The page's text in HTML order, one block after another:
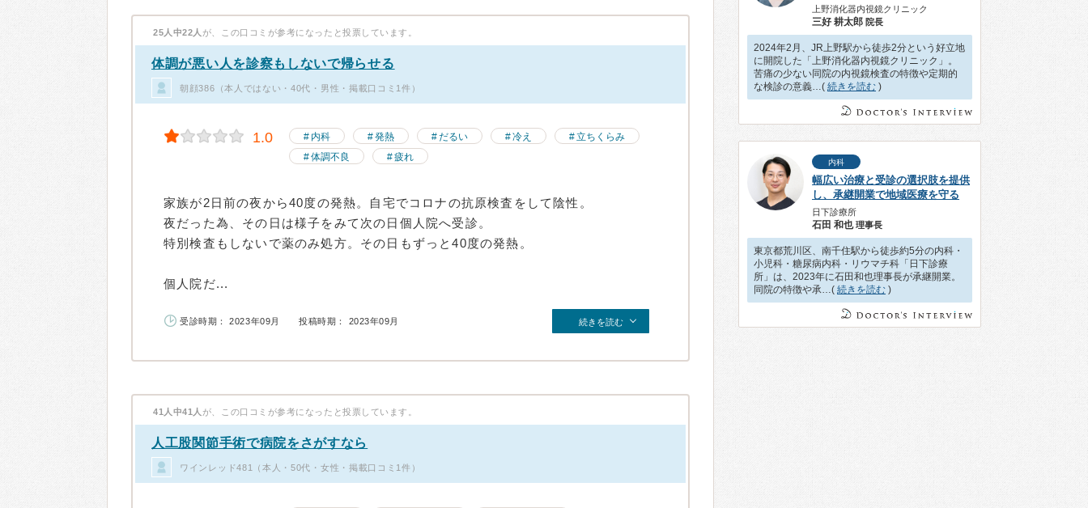
25人中22人 が、この口コミが参考になったと投票しています。
体調が悪い人を診察もしないで帰らせる
朝顔386（本人ではない・40代・男性・掲載口コミ1件）
1.0 内科 発熱 だるい 冷え
立ちくらみ
体調不良
疲れ
家族が2日前の夜から40度の発熱。自宅でコロナの抗原検査をして陰性。
夜だった為、その日は様子をみて次の日個人院へ受診。
特別検査もしないで薬のみ処方。その日もずっと40度の発熱。
個人院だ...
受診時期： 2023年09月 投稿時期： 2023年09月 続きを読む
41人中41人 が、この口コミが参考になったと投票しています。
人工股関節手術で病院をさがすなら
ワインレッド481（本人・50代・女性・掲載口コミ1件）
上野消化器内視鏡クリニック
三好 耕太郎 院長
2024年2月、JR上野駅から徒歩2分という好立地
に開院した「上野消化器内視鏡クリニック」。
苦痛の少ない同院の内視鏡検査の特徴や定期的
な検診の意義…( 続きを読む )
内科
幅広い治療と受診の選択肢を提供
し、承継開業で地域医療を守る
日下診療所
石田 和也 理事長
東京都荒川区、南千住駅から徒歩約5分の内科・
小児科・糖尿病内科・リウマチ科「日下診療
所」は、2023年に石田和也理事長が承継開業。
同院の特徴や承…( 続きを読む )